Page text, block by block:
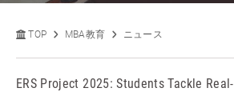
TOP MBA教育 ニュース
ERS Project 2025: Students Tackle Real-